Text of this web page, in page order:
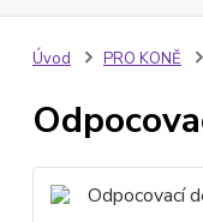
Úvod PRO KONĚ